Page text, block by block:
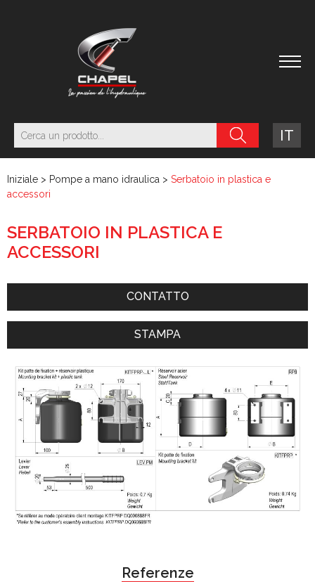
IT
Iniziale > Pompe a mano idraulica > Serbatoio in plastica e
accessori
SERBATOIO IN PLASTICA E
ACCESSORI
CONTATTO
STAMPA
Referenze